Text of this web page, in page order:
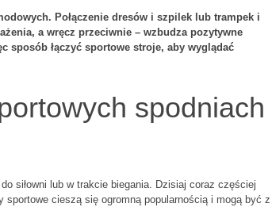
Połączenie dresów i szpilek lub trampek i
a wręcz przeciwnie – wzbudza pozytywne
sposób łączyć sportowe stroje, aby wyglądać
spodniach
siłowni lub w trakcie biegania. Dzisiaj coraz częściej
sportowe cieszą się ogromną popularnością i mogą być z